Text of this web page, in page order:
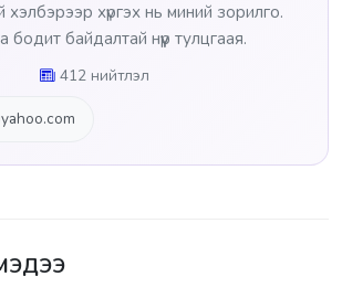
хэлбэрээр хүргэх нь миний зорилго.
бодит байдалтай нүүр тулцгаая.
412 нийтлэл